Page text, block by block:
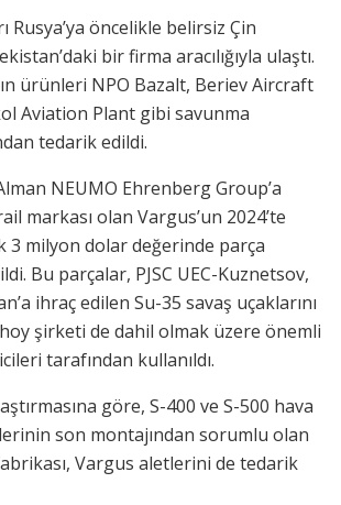
Rusya’ya öncelikle belirsiz Çin
bir firma aracılığıyla ulaştı.
ürünleri NPO Bazalt, Beriev Aircraft
Aviation Plant gibi savunma
tedarik edildi.
NEUMO Ehrenberg Group’a
markası olan Vargus’un 2024’te
3 milyon dolar değerinde parça
Bu parçalar, PJSC UEC-Kuznetsov,
ihraç edilen Su-35 savaş uçaklarını
şirketi de dahil olmak üzere önemli
tarafından kullanıldı.
göre, S-400 ve S-500 hava
son montajından sorumlu olan
fabrikası, Vargus aletlerini de tedarik